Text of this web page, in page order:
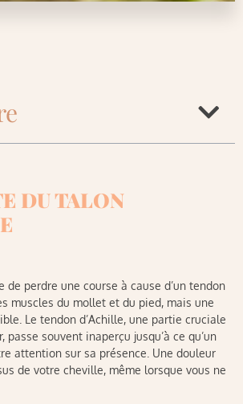
DU TALON
de perdre une course à cause d’un tendon
muscles du mollet et du pied, mais une
Le tendon d’Achille, une partie cruciale
passe souvent inaperçu jusqu’à ce qu’un
attention sur sa présence. Une douleur
de votre cheville, même lorsque vous ne